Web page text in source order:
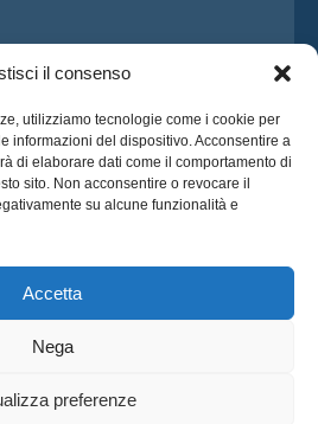
il consenso
utilizziamo tecnologie come i cookie per
informazioni del dispositivo. Acconsentire a
di elaborare dati come il comportamento di
sito. Non acconsentire o revocare il
su alcune funzionalità e
Accetta
Nega
preferenze
© Tutti i Diritti Riservati.
Informativa sulla privacydi OsaBus
un preventivo
un preventivo